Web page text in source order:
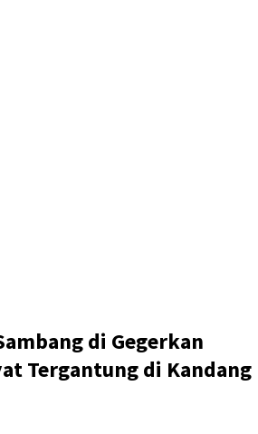
di Gegerkan
Tergantung di Kandang